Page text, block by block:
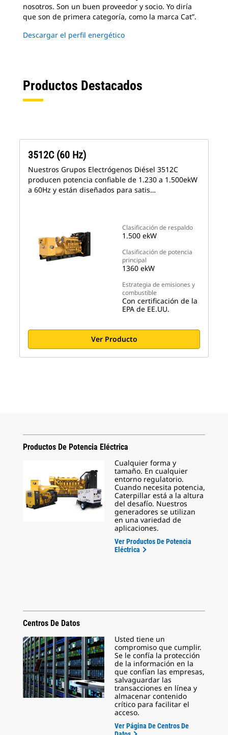
nosotros. Son un buen proveedor y socio. Yo diría
que son de primera categoría, como la marca Cat”.
Descargar el perfil energético
Productos Destacados
Clasificación de respaldo
1.500 ekW
Clasificación de potencia
principal
1360 ekW
Estrategia de emisiones y
combustible
Con certificación de la
EPA de EE.UU.
3512C (60 Hz)
Nuestros Grupos Electrógenos Diésel 3512C
producen potencia confiable de 1.230 a 1.500ekW
a 60Hz y están diseñados para satis…
Ver Producto
Productos De Potencia Eléctrica
Cualquier forma y
tamaño. En cualquier
entorno regulatorio.
Cuando necesita potencia,
Caterpillar está a la altura
del desafío. Nuestros
generadores se utilizan
en una variedad de
aplicaciones.
Ver Productos De Potencia
Eléctrica
Centros De Datos
Usted tiene un
compromiso que cumplir.
Se le confía la protección
de la información en la
que confían las empresas,
salvaguardar las
transacciones en línea y
almacenar contenido
crítico para facilitar el
acceso.
Ver Página De Centros De